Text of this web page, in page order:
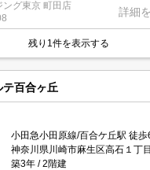
させていただきます！！★
ング東京 町田店
詳細
残り1件を表示する
テ百合ヶ丘
小田急小田原線/百合ケ丘駅 徒歩
神奈川県川崎市麻生区高石１丁目
築3年
2階建